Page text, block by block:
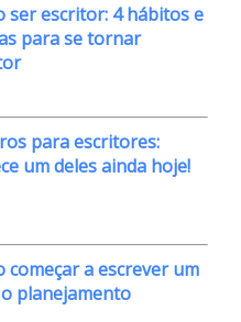
ser escritor: 4 hábitos e
para se tornar
para escritores:
um deles ainda hoje!
começar a escrever um
planejamento